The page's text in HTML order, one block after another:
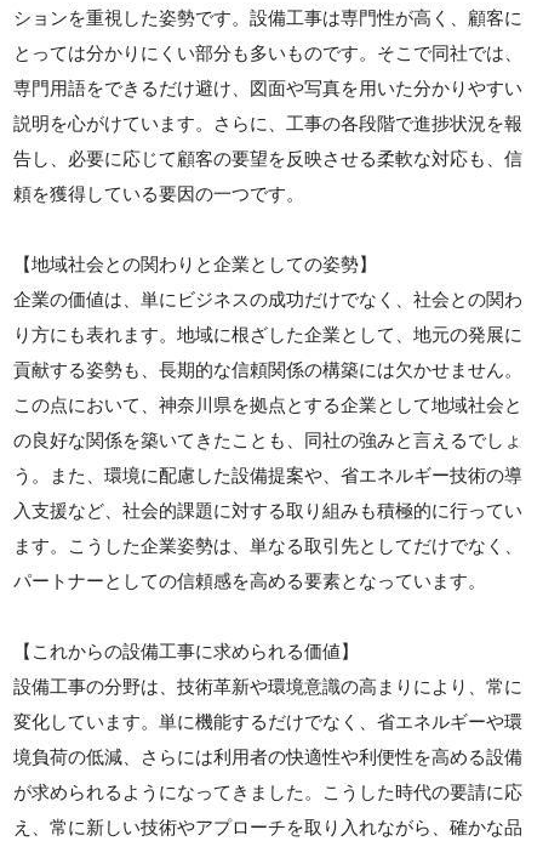
ションを重視した姿勢です。設備工事は専門性が高く、顧客に
とっては分かりにくい部分も多いものです。そこで同社では、
専門用語をできるだけ避け、図面や写真を用いた分かりやすい
説明を心がけています。さらに、工事の各段階で進捗状況を報
告し、必要に応じて顧客の要望を反映させる柔軟な対応も、信
頼を獲得している要因の一つです。
【地域社会との関わりと企業としての姿勢】
企業の価値は、単にビジネスの成功だけでなく、社会との関わ
り方にも表れます。地域に根ざした企業として、地元の発展に
貢献する姿勢も、長期的な信頼関係の構築には欠かせません。
この点において、神奈川県を拠点とする企業として地域社会と
の良好な関係を築いてきたことも、同社の強みと言えるでしょ
う。また、環境に配慮した設備提案や、省エネルギー技術の導
入支援など、社会的課題に対する取り組みも積極的に行ってい
ます。こうした企業姿勢は、単なる取引先としてだけでなく、
パートナーとしての信頼感を高める要素となっています。
【これからの設備工事に求められる価値】
設備工事の分野は、技術革新や環境意識の高まりにより、常に
変化しています。単に機能するだけでなく、省エネルギーや環
境負荷の低減、さらには利用者の快適性や利便性を高める設備
が求められるようになってきました。こうした時代の要請に応
え、常に新しい技術やアプローチを取り入れながら、確かな品